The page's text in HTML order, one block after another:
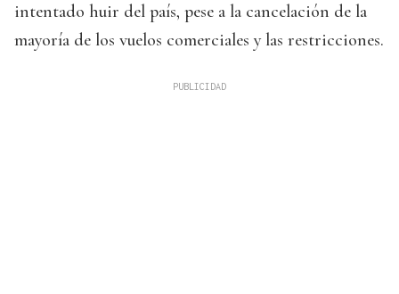
intentado huir del país, pese a la cancelación de la
mayoría de los vuelos comerciales y las restricciones.